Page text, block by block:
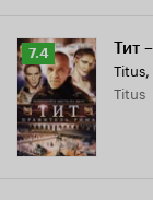
Рейтинг
Кинопоиска
7.4
7.4 Тит
Titus,
Titus